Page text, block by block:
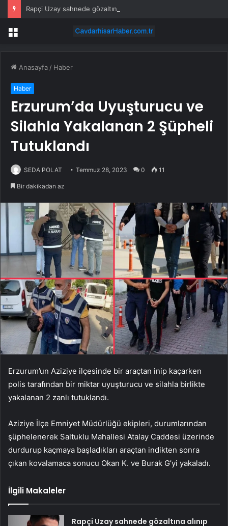
Rapçi Uzay sahnede gözaltına alınıp tutuklandı
Menü
Anasayfa / Haber
Haber
Erzurum’da Uyuşturucu ve
Silahla Yakalanan 2 Şüpheli
Tutuklandı
SEDA POLAT Temmuz 28, 2023 0 11
Bir dakikadan az
Erzurum’un Aziziye ilçesinde bir araçtan inip kaçarken
polis tarafından bir miktar uyuşturucu ve silahla birlikte
yakalanan 2 zanlı tutuklandı.
Aziziye İlçe Emniyet Müdürlüğü ekipleri, durumlarından
şüphelenerek Saltuklu Mahallesi Atalay Caddesi üzerinde
durdurup kaçmaya başladıkları araçtan indikten sonra
çıkan kovalamaca sonucu Okan K. ve Burak G’yi yakaladı.
İlgili Makaleler
Rapçi Uzay sahnede gözaltına alınıp